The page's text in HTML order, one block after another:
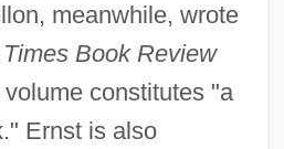
meanwhile, wrote
Book Review
constitutes "a
Ernst is also